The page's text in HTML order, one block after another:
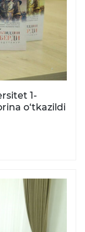
1-
o‘tkazildi